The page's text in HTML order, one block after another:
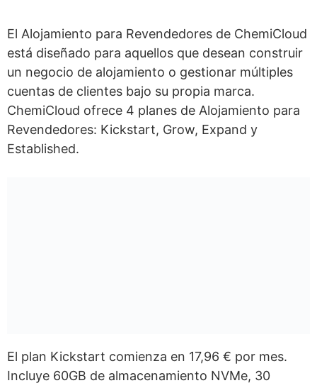
El Alojamiento para Revendedores de ChemiCloud
está diseñado para aquellos que desean construir
un negocio de alojamiento o gestionar múltiples
cuentas de clientes bajo su propia marca.
ChemiCloud ofrece 4 planes de Alojamiento para
Revendedores: Kickstart, Grow, Expand y
Established.
El plan Kickstart comienza en 17,96 € por mes.
Incluye 60GB de almacenamiento NVMe, 30